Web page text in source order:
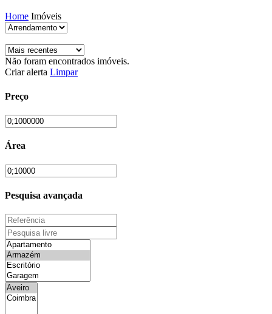
Home Imóveis
Não foram encontrados imóveis.
Criar alerta Limpar
Preço
Área
Pesquisa avançada